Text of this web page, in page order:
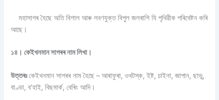
মহাসাগৰ হৈছে অতি বিশাল আৰু লবণযুক্ত বিপুল জলৰাশি যি পৃথিৱীক পৰিবেষ্টন কৰি
আছে।
১৪। কেইখনমান সাগৰৰ নাম লিখা।
উত্তৰঃকেইখনমান সাগৰৰ নাম হৈছে – আৰাফুৰা, ওখটস্ক, ইষ্ট, চাইনা, জাপান, ছাভু,
বাণ্ডা, ব’হাই, বিছমাৰ্ক, বেৰিং আদি।